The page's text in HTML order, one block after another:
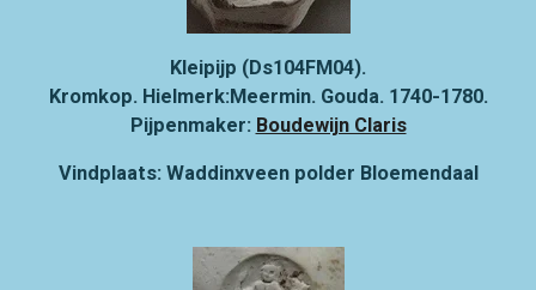
Kleipijp (Ds104FM04).
Kromkop. Hielmerk:Meermin. Gouda. 1740-1780.
Pijpenmaker: Boudewijn Claris
Vindplaats: Waddinxveen polder Bloemendaal